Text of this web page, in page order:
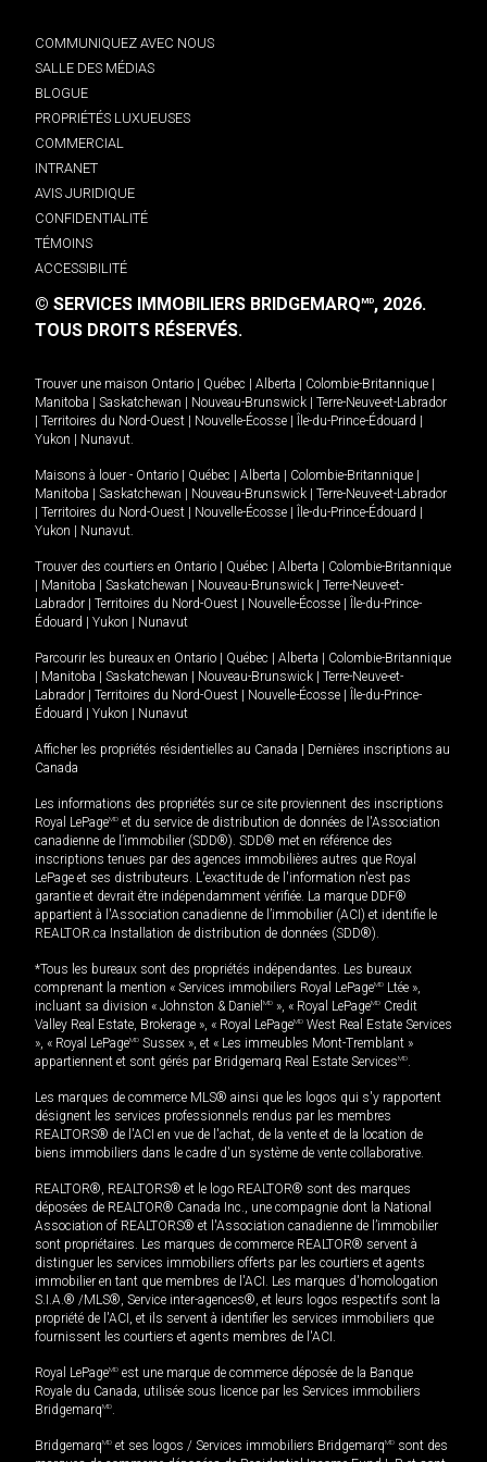
COMMUNIQUEZ AVEC NOUS
SALLE DES MÉDIAS
BLOGUE
PROPRIÉTÉS LUXUEUSES
COMMERCIAL
INTRANET
AVIS JURIDIQUE
CONFIDENTIALITÉ
TÉMOINS
ACCESSIBILITÉ
© SERVICES IMMOBILIERS BRIDGEMARQMD, 2026.
TOUS DROITS RÉSERVÉS.
Trouver une maison Ontario Québec Alberta Colombie-Britannique
Manitoba
Saskatchewan Nouveau-Brunswick
Terre-Neuve-et-Labrador
Territoires du Nord-Ouest Nouvelle-Écosse Île-du-Prince-Édouard
Yukon
Nunavut.
Maisons à louer - Ontario Québec Alberta Colombie-Britannique
Manitoba
Saskatchewan Nouveau-Brunswick
Terre-Neuve-et-Labrador
Territoires du Nord-Ouest Nouvelle-Écosse Île-du-Prince-Édouard
Yukon
Nunavut.
Trouver des courtiers en Ontario Québec Alberta
Colombie-Britannique
Manitoba Saskatchewan Nouveau-Brunswick
Terre-Neuve-et-
Labrador
Territoires du Nord-Ouest Nouvelle-Écosse
Île-du-Prince-
Édouard
Yukon Nunavut
Parcourir les bureaux en Ontario Québec Alberta
Colombie-Britannique
Manitoba Saskatchewan Nouveau-Brunswick
Terre-Neuve-et-
Labrador
Territoires du Nord-Ouest Nouvelle-Écosse
Île-du-Prince-
Édouard
Yukon Nunavut
Afficher les propriétés résidentielles au Canada
Dernières inscriptions au
Canada
Les informations des propriétés sur ce site proviennent des inscriptions
Royal LePageMD et du service de distribution de données de l'Association
canadienne de l’immobilier (SDD®). SDD® met en référence des
inscriptions tenues par des agences immobilières autres que Royal
LePage et ses distributeurs. L'exactitude de l'information n'est pas
garantie et devrait être indépendamment vérifiée. La marque DDF®
appartient à l'Association canadienne de l’immobilier (ACI) et identifie le
REALTOR.ca Installation de distribution de données (SDD®).
*Tous les bureaux sont des propriétés indépendantes. Les bureaux
comprenant la mention « Services immobiliers Royal LePageMD Ltée »,
incluant sa division « Johnston & Daniel MD », « Royal LePageMD Credit
Valley Real Estate, Brokerage », « Royal LePageMD West Real Estate Services
», « Royal LePageMD Sussex », et « Les immeubles Mont-Tremblant »
appartiennent et sont gérés par Bridgemarq Real Estate ServicesMD.
Les marques de commerce MLS® ainsi que les logos qui s'y rapportent
désignent les services professionnels rendus par les membres
REALTORS® de l'ACI en vue de l'achat, de la vente et de la location de
biens immobiliers dans le cadre d'un système de vente collaborative.
REALTOR®, REALTORS® et le logo REALTOR® sont des marques
déposées de REALTOR® Canada Inc., une compagnie dont la National
Association of REALTORS® et l'Association canadienne de l’immobilier
sont propriétaires. Les marques de commerce REALTOR® servent à
distinguer les services immobiliers offerts par les courtiers et agents
immobilier en tant que membres de l'ACI. Les marques d'homologation
S.I.A.® /MLS®, Service inter-agences®, et leurs logos respectifs sont la
propriété de l'ACI, et ils servent à identifier les services immobiliers que
fournissent les courtiers et agents membres de l'ACI.
Royal LePageMD est une marque de commerce déposée de la Banque
Royale du Canada, utilisée sous licence par les Services immobiliers
BridgemarqMD.
BridgemarqMD et ses logos / Services immobiliers BridgemarqMD sont des